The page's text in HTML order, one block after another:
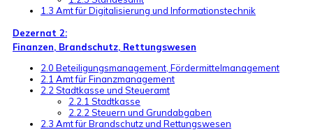
1.3 Amt für Digitalisierung und Informationstechnik
Dezernat 2:
Finanzen, Brandschutz, Rettungswesen
2.0 Beteiligungsmanagement, Fördermittelmanagement
2.1 Amt für Finanzmanagement
2.2 Stadtkasse und Steueramt
2.2.1 Stadtkasse
2.2.2 Steuern und Grundabgaben
2.3 Amt für Brandschutz und Rettungswesen